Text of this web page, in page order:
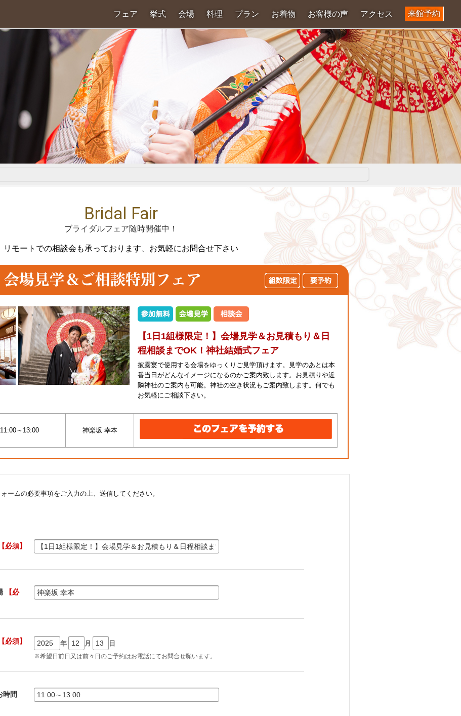
フェア 挙式 会場 料理 プラン お着物 お客様の声 アクセス 来館予約
Bridal Fair
ブライダルフェア随時開催中！
リモートでの相談会も承っております、 お気軽にお問合せ下さい
【1日1組様限定！】会場見学＆お見積もり＆日
程相談までOK！神社結婚式フェア
披露宴で使用する会場をゆっくりご見学頂けます。見学のあとは本
番当日がどんなイメージになるのかご案内致します。お見積りや近
隣神社のご案内も可能。神社の空き状況もご案内致します。何でも
お気軽にご相談下さい。
11:00～13:00 神楽坂 幸本